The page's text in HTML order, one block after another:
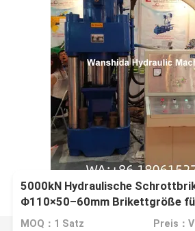
5000kN Hydraulische
Φ110×50–60mm Brikettgröße
Rotmessing-Sägemehlrecycling
MOQ：1 Satz Preis：